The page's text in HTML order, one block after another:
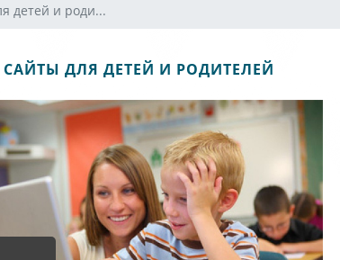
детей и роди...
САЙТЫ ДЛЯ ДЕТЕЙ И РОДИТЕЛЕЙ